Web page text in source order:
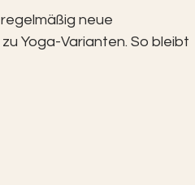
neue
Yoga-Varianten. So bleibt